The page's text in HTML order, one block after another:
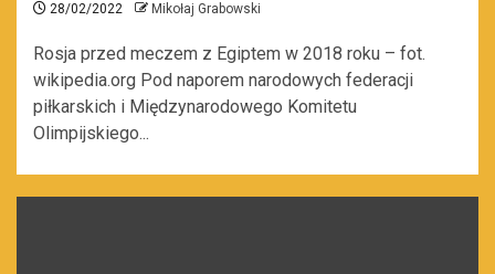
28/02/2022 Mikołaj Grabowski
Rosja przed meczem z Egiptem w 2018 roku – fot.
wikipedia.org Pod naporem narodowych federacji
piłkarskich i Międzynarodowego Komitetu
Olimpijskiego...